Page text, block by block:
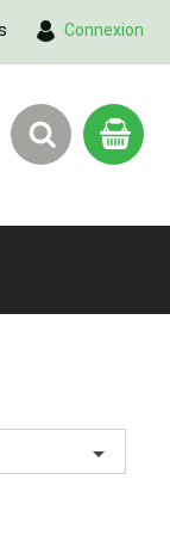
Connexion
